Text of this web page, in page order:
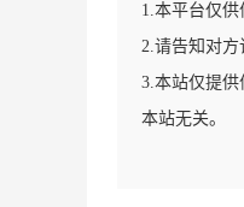
1.本平台仅供
2.请告知对
3.本站仅提
本站无关。